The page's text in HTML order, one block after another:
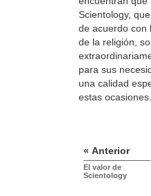
Scientology,
de acuerdo con
de la religión,
para sus
una calidad
estas ocasiones.
« Anterior
El valor de
Scientology